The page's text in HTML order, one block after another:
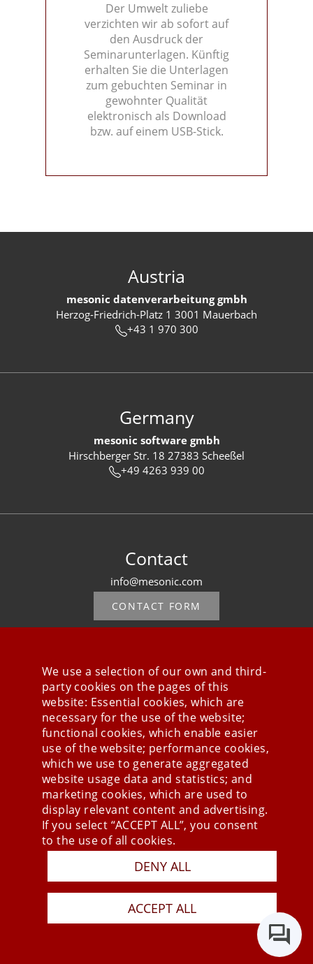
Der Umwelt zuliebe
verzichten wir ab sofort auf
den Ausdruck der
Seminarunterlagen. Künftig
erhalten Sie die Unterlagen
zum gebuchten Seminar in
gewohnter Qualität
elektronisch als Download
bzw. auf einem USB-Stick.
Austria
mesonic datenverarbeitung gmbh
Herzog-Friedrich-Platz 1 3001 Mauerbach
+43 1 970 300
Germany
mesonic software gmbh
Hirschberger Str. 18 27383 Scheeßel
+49 4263 939 00
Contact
info@mesonic.com
CONTACT FORM
Stay connected
Press
Newsletter
STB
Data Privacy Policy
Imprint
We use a selection of our own and third-
party cookies on the pages of this
website: Essential cookies, which are
necessary for the use of the website;
functional cookies, which enable easier
use of the website; performance cookies,
which we use to generate aggregated
website usage data and statistics; and
marketing cookies, which are used to
display relevant content and advertising.
If you select “ACCEPT ALL”, you consent
to the use of all cookies.
DENY ALL
ACCEPT ALL